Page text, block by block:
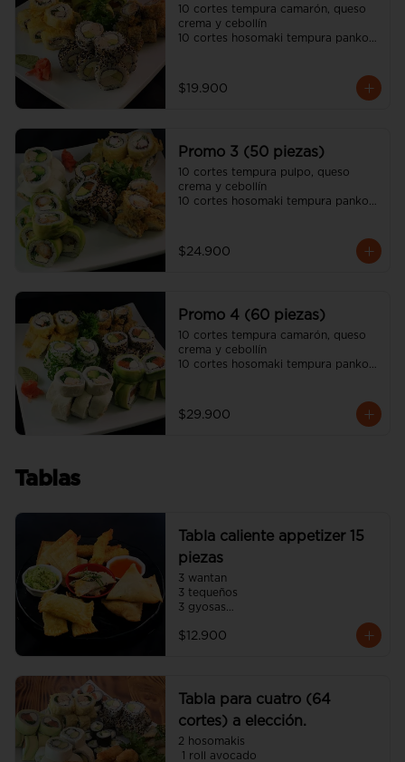
10 cortes tempura camarón, queso
crema y cebollín
10 cortes hosomaki tempura panko
crema y ciboulette
10 cortes california sésamo pollo
$19.900
Promo 3 (50 piezas)
10 cortes tempura pulpo, queso
crema y cebollín
10 cortes hosomaki tempura panko
tempura, queso crema y cebollín
10 cortes california sésamo salmón,
(incluye tres salsa soya y dos salsa
unagui, 3 palitos)
$24.900
Promo 4 (60 piezas)
10 cortes tempura camarón, queso
crema y cebollín
10 cortes hosomaki tempura panko
crema y ciboulette
10 cortes california sésamo salmón,
$29.900
Tablas
Tabla caliente appetizer 15
piezas
3 wantan
3 tequeños
3 gyosas
3 camarón panko
$12.900
Tabla para cuatro (64
cortes) a elección.
2 hosomakis
1 roll avocado